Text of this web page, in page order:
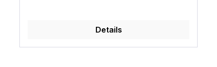
Details